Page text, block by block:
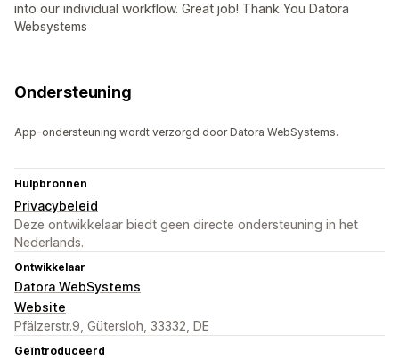
into our individual workflow. Great job! Thank You Datora
Websystems
Ondersteuning
App-ondersteuning wordt verzorgd door Datora WebSystems.
Hulpbronnen
Privacybeleid
Deze ontwikkelaar biedt geen directe ondersteuning in het
Nederlands.
Ontwikkelaar
Datora WebSystems
Website
Pfälzerstr.9, Gütersloh, 33332, DE
Geïntroduceerd